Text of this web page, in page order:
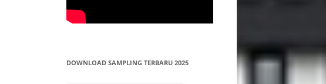
DOWNLOAD SAMPLING TERBARU 2025